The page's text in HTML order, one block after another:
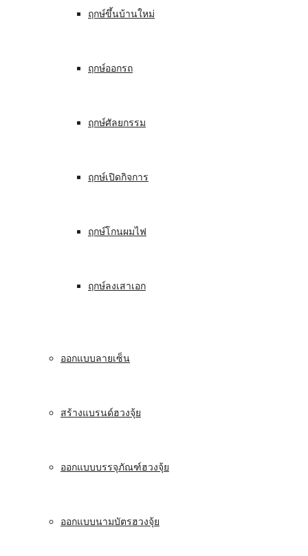
ฤกษ์ขึ้นบ้านใหม่
ฤกษ์ออกรถ
ฤกษ์ศัลยกรรม
ฤกษ์เปิดกิจการ
ฤกษ์โกนผมไฟ
ฤกษ์ลงเสาเอก
ออกแบบลายเซ็น
สร้างแบรนด์ฮวงจุ้ย
ออกแบบบรรจุภัณฑ์ฮวงจุ้ย
ออกแบบนามบัตรฮวงจุ้ย